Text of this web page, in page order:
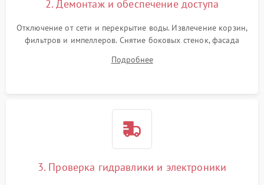
2. Демонтаж и обеспечение доступа
Отключение от сети и перекрытие воды. Извлечение корзин,
фильтров и импеллеров. Снятие боковых стенок, фасада
циркуляционному насосу, ТЭНу и сливной помпе.
Подробнее
3. Проверка гидравлики и электроники